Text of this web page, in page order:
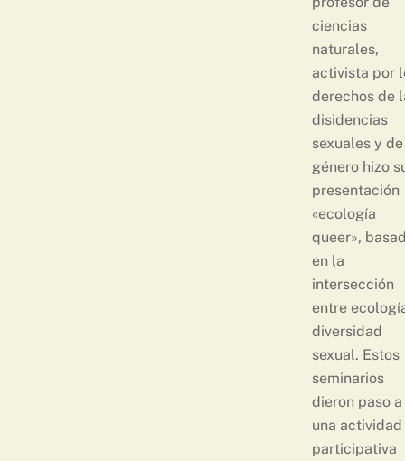
ciencias
naturales,
activista por
derechos de
disidencias
sexuales y de
género hizo
presentación
«ecología
queer»,
en la
intersección
entre
diversidad
sexual. Estos
seminarios
dieron paso a
una actividad
participativa